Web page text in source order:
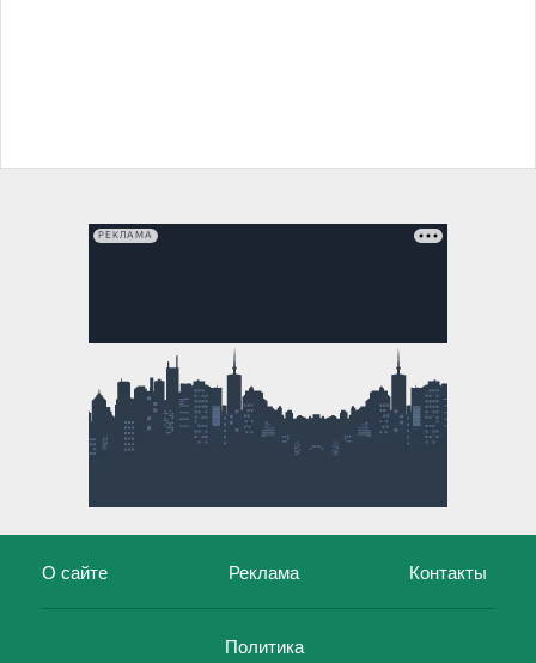
РЕКЛАМА
О сайте Реклама Контакты
Политика